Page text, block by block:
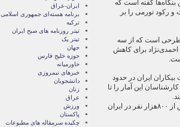
گفته است که
و رکود تورمی را بر
طرحی است که از سه
برای کاهش
ایران در حدود
این آمار را تا
براساس این گزارش، سالانه بیش از ۸۰۰هزار نفر در ایران
ایران-عراق
برنامه هسته‌ای جمهوری اسلامی
ترکیه
تیتر روزنامه های صبح ایران
تیتر یک
جهان
حوزه خلیج فارس
خاورمیانه
خبرهای نیمروزی
دانشجویان
زنان
عراق
ورزش
پاکستان
چکیده سرمقاله های مطبوعات